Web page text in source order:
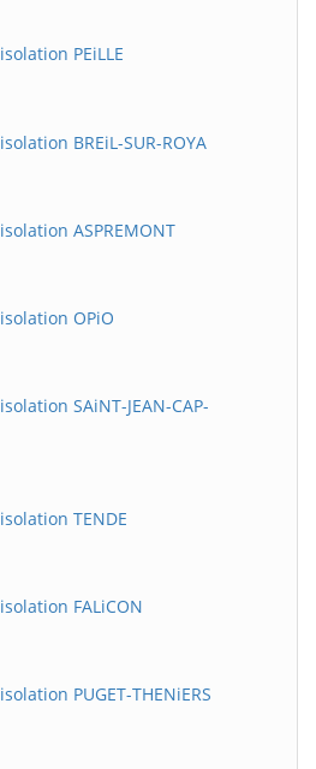
PEiLLE
BREiL-SUR-ROYA
ASPREMONT
OPiO
SAiNT-JEAN-CAP-
TENDE
FALiCON
PUGET-THENiERS